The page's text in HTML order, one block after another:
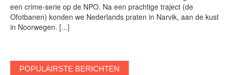
een crime-serie op de NPO. Na een prachtige traject (de
Ofotbanen) konden we Nederlands praten in Narvik, aan de kust
in Noorwegen. [...]
POPULAIRSTE BERICHTEN